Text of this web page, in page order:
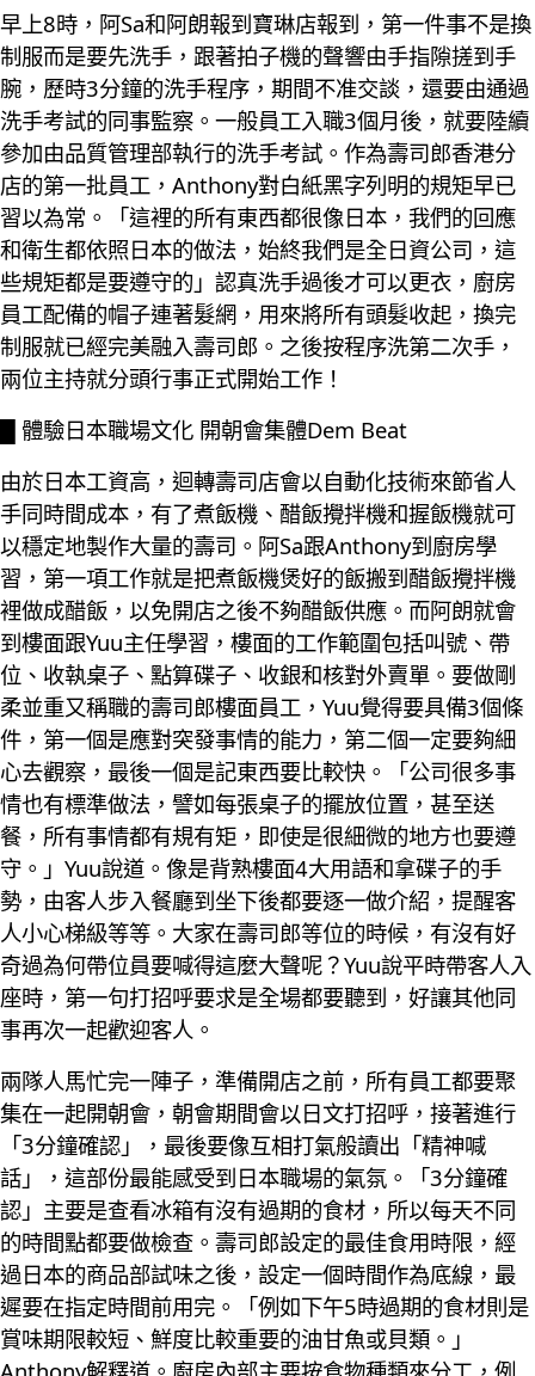
早上8時，阿Sa和阿朗報到寶琳店報到，第一件事不是換
制服而是要先洗手，跟著拍子機的聲響由手指隙搓到手
腕，歷時3分鐘的洗手程序，期間不准交談，還要由通過
洗手考試的同事監察。一般員工入職3個月後，就要陸續
參加由品質管理部執行的洗手考試。作為壽司郎香港分
店的第一批員工，Anthony對白紙黑字列明的規矩早已
習以為常。「這裡的所有東西都很像日本，我們的回應
和衛生都依照日本的做法，始終我們是全日資公司，這
些規矩都是要遵守的」認真洗手過後才可以更衣，廚房
員工配備的帽子連著髮網，用來將所有頭髮收起，換完
制服就已經完美融入壽司郎。之後按程序洗第二次手，
兩位主持就分頭行事正式開始工作！
█ 體驗日本職場文化 開朝會集體Dem Beat
由於日本工資高，迴轉壽司店會以自動化技術來節省人
手同時間成本，有了煮飯機、醋飯攪拌機和握飯機就可
以穩定地製作大量的壽司。阿Sa跟Anthony到廚房學
習，第一項工作就是把煮飯機煲好的飯搬到醋飯攪拌機
裡做成醋飯，以免開店之後不夠醋飯供應。而阿朗就會
到樓面跟Yuu主任學習，樓面的工作範圍包括叫號、帶
位、收執桌子、點算碟子、收銀和核對外賣單。要做剛
柔並重又稱職的壽司郎樓面員工，Yuu覺得要具備3個條
件，第一個是應對突發事情的能力，第二個一定要夠細
心去觀察，最後一個是記東西要比較快。「公司很多事
情也有標準做法，譬如每張桌子的擺放位置，甚至送
餐，所有事情都有規有矩，即使是很細微的地方也要遵
守。」Yuu說道。像是背熟樓面4大用語和拿碟子的手
勢，由客人步入餐廳到坐下後都要逐一做介紹，提醒客
人小心梯級等等。大家在壽司郎等位的時候，有沒有好
奇過為何帶位員要喊得這麼大聲呢？Yuu說平時帶客人入
座時，第一句打招呼要求是全場都要聽到，好讓其他同
事再次一起歡迎客人。
兩隊人馬忙完一陣子，準備開店之前，所有員工都要聚
集在一起開朝會，朝會期間會以日文打招呼，接著進行
「3分鐘確認」，最後要像互相打氣般讀出「精神喊
話」，這部份最能感受到日本職場的氣氛。「3分鐘確
認」主要是查看冰箱有沒有過期的食材，所以每天不同
的時間點都要做檢查。壽司郎設定的最佳食用時限，經
過日本的商品部試味之後，設定一個時間作為底線，最
遲要在指定時間前用完。「例如下午5時過期的食材則是
賞味期限較短、鮮度比較重要的油甘魚或貝類。」